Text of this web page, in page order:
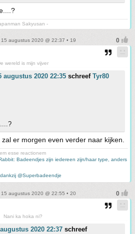
Sakyusan -
15 augustus 2020 @ 22:37 • 19
wereld is mijn vijver
augustus 2020 22:35 schreef Tyr80
er morgen even verder naar kijken.
esse reactionem
Badeendjes zijn iedereen zijn/haar type, anders
@Superbadeendje
15 augustus 2020 @ 22:55 • 20
Nani ka hoka ni?
2020 22:37 schreef